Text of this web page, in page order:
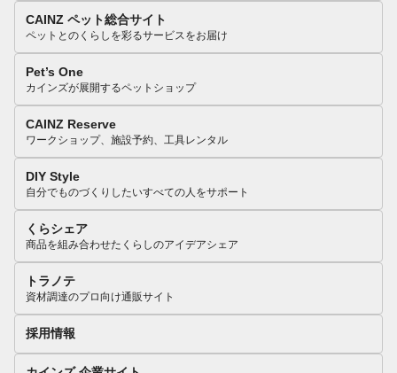
CAINZ ペット総合サイト
ペットとのくらしを彩るサービスをお届け
Pet’s One
カインズが展開するペットショップ
CAINZ Reserve
ワークショップ、施設予約、工具レンタル
DIY Style
自分でものづくりしたいすべての人をサポート
くらシェア
商品を組み合わせたくらしのアイデアシェア
トラノテ
資材調達のプロ向け通販サイト
採用情報